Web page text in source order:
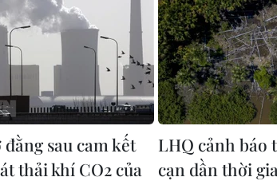
sau cam kết
thải khí CO2 của
LHQ cảnh báo
cạn dần thời